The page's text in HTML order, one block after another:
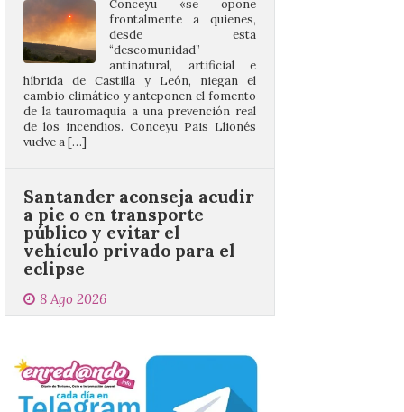
antinatural, artificial e
híbrida de Castilla y León, niegan el
cambio climático y anteponen el fomento
de la tauromaquia a una prevención real
de los incendios. Conceyu Pais Llionés
vuelve a […]
Santander aconseja acudir
vehículo privado para el
eclipse
8 Ago 2026
reforzará la movilidad con un servicio
especial de lanzaderas desde el PCTCAN
a Ciriego. El Ayuntamiento de […]